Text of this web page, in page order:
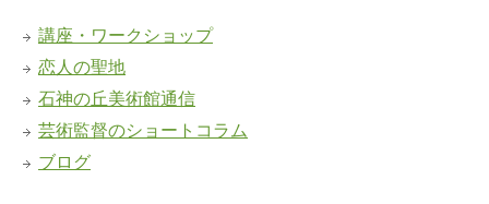
講座・ワークショップ
恋人の聖地
石神の丘美術館通信
芸術監督のショートコラム
ブログ